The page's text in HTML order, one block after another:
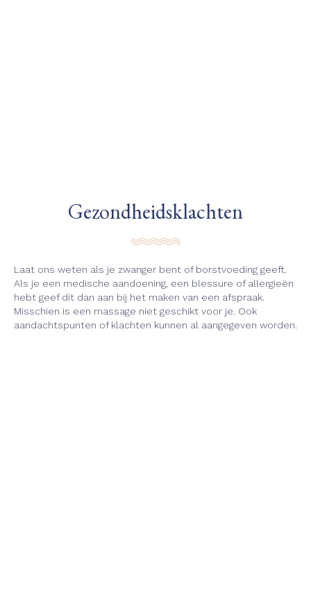
Gezondheidsklachten
Laat ons weten als je zwanger bent of borstvoeding geeft.
Als je een medische aandoening, een blessure of allergieën
hebt geef dit dan aan bij het maken van een afspraak.
Misschien is een massage niet geschikt voor je. Ook
aandachtspunten of klachten kunnen al aangegeven worden.